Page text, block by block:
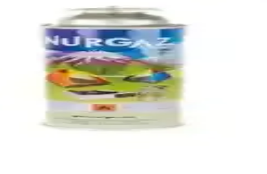
Dış Mekanlar ve Taşınabilir Kullanım İçin
enerji tasarruflu ve su geçirmez LED aydınlatma
Çantası Karşılaştırması ve Özellikleri
ve ergonomi özellikleri detaylı şekilde
Sandalyeleri ve Setleri Karşılaştırması